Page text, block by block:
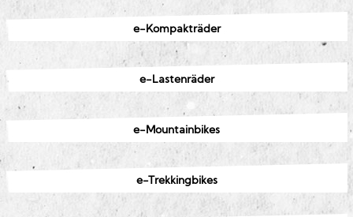
e-Kompakträder
e-Lastenräder
e-Mountainbikes
e-Trekkingbikes